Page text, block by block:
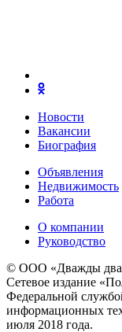
Новости
Вакансии
Биография
Объявления
Недвижимость
Работа
О компании
Руководство
© ООО «Дважды
Сетевое издание
Федеральной
информационных
июля 2018 года.